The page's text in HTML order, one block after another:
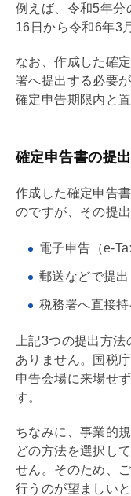
例えば、令和5年分
16日から令和6年3
なお、作成した確
署へ提出する必要
確定申告期限内と
確定申告書の提
作成した確定申告
のですが、その提
電子申告（​​e-
郵送などで提出
税務署へ直接
上記3つの提出方
ありません。国税
申告会場に来場せ
す。
ちなみに、事業的
どの方法を選択し
せん。そのため、
行うのが望ましいと